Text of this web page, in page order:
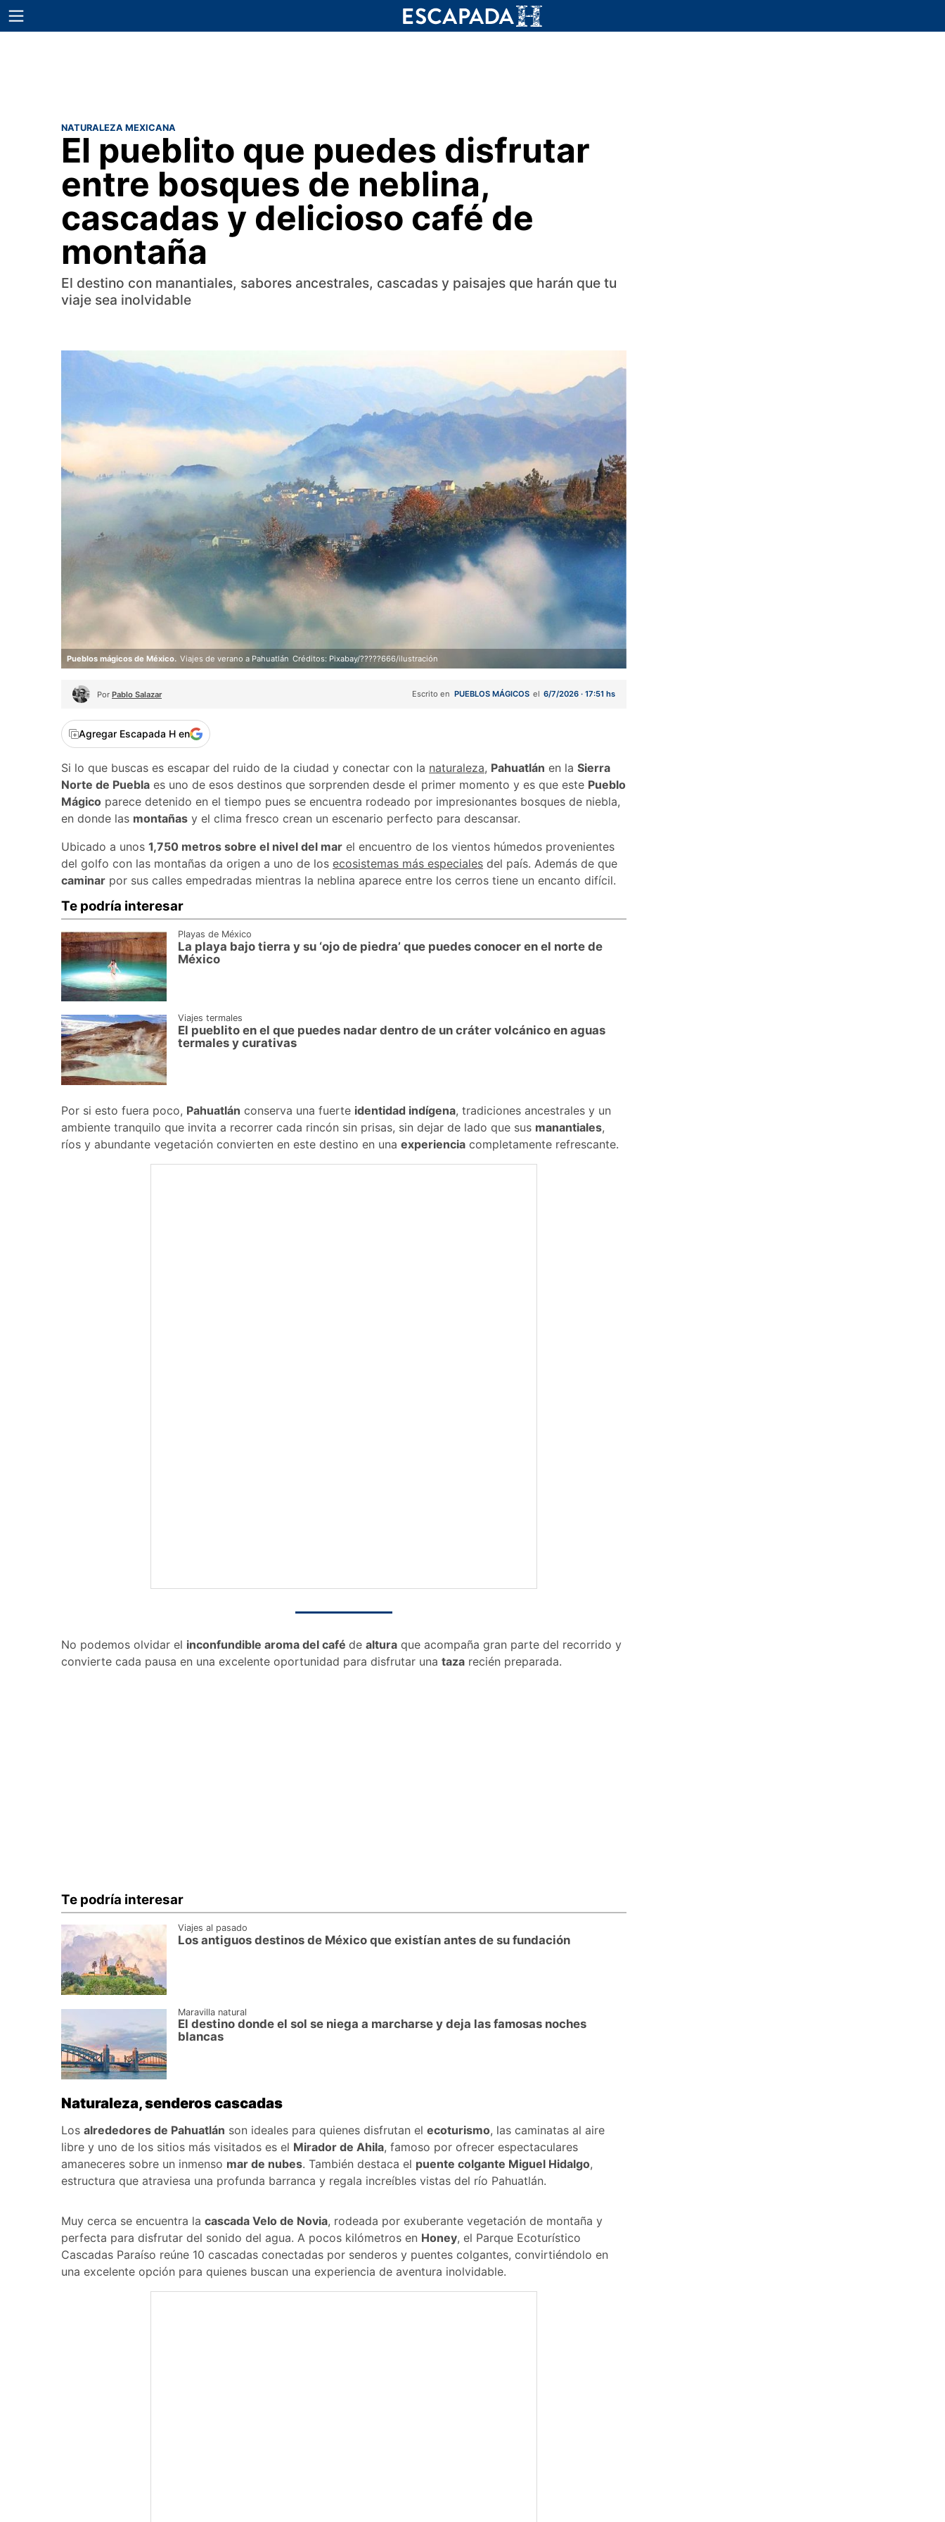
NATURALEZA MEXICANA
El pueblito que puedes disfrutar
entre bosques de neblina,
cascadas y delicioso café de
montaña
El destino con manantiales, sabores ancestrales, cascadas y paisajes que harán que tu
viaje sea inolvidable
Pueblos mágicos de México. Viajes de verano a Pahuatlán Créditos: Pixabay/?????666/ilustración
Por Pablo Salazar Escrito en PUEBLOS MÁGICOS el 6/7/2026 · 17:51 hs
Agregar Escapada H en
Si lo que buscas es escapar del ruido de la ciudad y conectar con la naturaleza, Pahuatlán en la Sierra
Norte de Puebla es uno de esos destinos que sorprenden desde el primer momento y es que este Pueblo
Mágico parece detenido en el tiempo pues se encuentra rodeado por impresionantes bosques de niebla,
en donde las montañas y el clima fresco crean un escenario perfecto para descansar.
Ubicado a unos 1,750 metros sobre el nivel del mar el encuentro de los vientos húmedos provenientes
del golfo con las montañas da origen a uno de los ecosistemas más especiales del país. Además de que
caminar por sus calles empedradas mientras la neblina aparece entre los cerros tiene un encanto difícil.
Te podría interesar
Playas de México
La playa bajo tierra y su ‘ojo de piedra’ que puedes conocer en el norte de
México
Viajes termales
El pueblito en el que puedes nadar dentro de un cráter volcánico en aguas
termales y curativas
Por si esto fuera poco, Pahuatlán conserva una fuerte identidad indígena, tradiciones ancestrales y un
ambiente tranquilo que invita a recorrer cada rincón sin prisas, sin dejar de lado que sus manantiales,
ríos y abundante vegetación convierten en este destino en una experiencia completamente refrescante.
No podemos olvidar el inconfundible aroma del café de altura que acompaña gran parte del recorrido y
convierte cada pausa en una excelente oportunidad para disfrutar una taza recién preparada.
Te podría interesar
Viajes al pasado
Los antiguos destinos de México que existían antes de su fundación
Maravilla natural
El destino donde el sol se niega a marcharse y deja las famosas noches
blancas
Naturaleza, senderos cascadas
Los alrededores de Pahuatlán son ideales para quienes disfrutan el ecoturismo, las caminatas al aire
libre y uno de los sitios más visitados es el Mirador de Ahila, famoso por ofrecer espectaculares
amaneceres sobre un inmenso mar de nubes. También destaca el puente colgante Miguel Hidalgo,
estructura que atraviesa una profunda barranca y regala increíbles vistas del río Pahuatlán.
Muy cerca se encuentra la cascada Velo de Novia, rodeada por exuberante vegetación de montaña y
perfecta para disfrutar del sonido del agua. A pocos kilómetros en Honey, el Parque Ecoturístico
Cascadas Paraíso reúne 10 cascadas conectadas por senderos y puentes colgantes, convirtiéndolo en
una excelente opción para quienes buscan una experiencia de aventura inolvidable.